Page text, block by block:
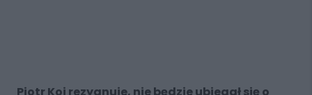
Piotr Koj rezygnuje, nie będzie ubiegał się o